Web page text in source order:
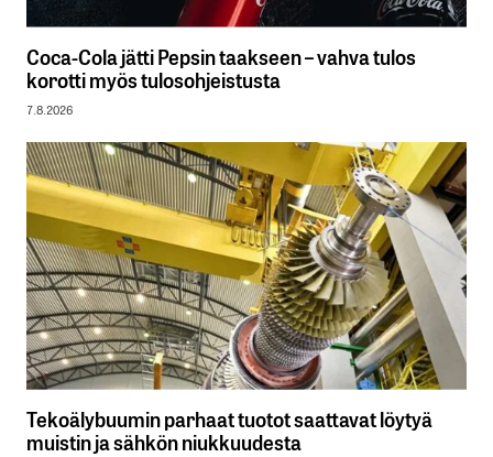
Coca-Cola jätti Pepsin taakseen – vahva tulos
korotti myös tulosohjeistusta
7.8.2026
Tekoälybuumin parhaat tuotot saattavat löytyä
muistin ja sähkön niukkuudesta